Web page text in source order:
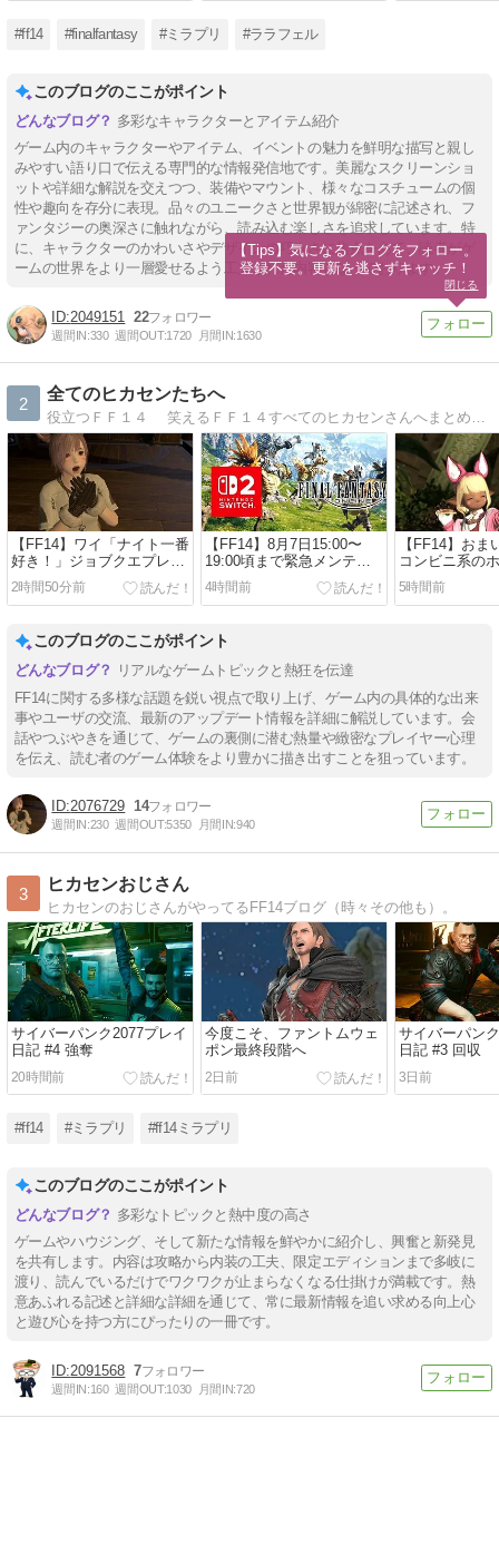
#ff14 #finalfantasy #ミラプリ #ララフェル
このブログのここがポイント
多彩なキャラクターとアイテム紹介
ゲーム内のキャラクターやアイテム、イベントの魅力を鮮明な描写と親し
みやすい語り口で伝える専門的な情報発信地です。美麗なスクリーンショ
ットや詳細な解説を交えつつ、装備やマウント、様々なコスチュームの個
性や趣向を存分に表現。品々のユニークさと世界観が綿密に記述され、フ
ァンタジーの奥深さに触れながら、読み込む楽しさを追求しています。特
に、キャラクターのかわいさやデザインの巧みさに焦点をあて、読者がゲ
ームの世界をより一層愛せるよう工夫された内容となっております。
2049151 22
週間IN:330 週間OUT:1720 月間IN:1630
2
全てのヒカセンたちへ
【FF14】ワイ「ナイト一番
好き！」ジョブクエプレイ
後「虚無すぎて泣ける…」
←他ジョブなんて◯◯だぜ
w
2時間50分前
【FF14】8月7日15:00〜
19:00頃まで緊急メンテ実
施！Switch2版のロード(暗
転問題)改善される？【恐ろ
しく早いメンテ俺でなきゃ
4時間前
【FF14】おま
コンビニ系の
ク食べたら胃
な…？ゲーム
食べても重そ
5時間前
このブログのここがポイント
リアルなゲームトピックと熱狂を伝達
FF14に関する多様な話題を鋭い視点で取り上げ、ゲーム内の具体的な出来
事やユーザの交流、最新のアップデート情報を詳細に解説しています。会
話やつぶやきを通じて、ゲームの裏側に潜む熱量や緻密なプレイヤー心理
を伝え、読む者のゲーム体験をより豊かに描き出すことを狙っています。
2076729 14
週間IN:230 週間OUT:5350 月間IN:940
3
ヒカセンおじさん
ヒカセンのおじさんがやってるFF14ブログ（時々その他も）。
サイバーパンク2077プレイ
日記 #4 強奪
20時間前
今度こそ、ファントムウェ
ポン最終段階へ
2日前
サイバーパン
日記 #3 回収
3日前
#ff14 #ミラプリ #ff14ミラプリ
このブログのここがポイント
多彩なトピックと熱中度の高さ
ゲームやハウジング、そして新たな情報を鮮やかに紹介し、興奮と新発見
を共有します。内容は攻略から内装の工夫、限定エディションまで多岐に
渡り、読んでいるだけでワクワクが止まらなくなる仕掛けが満載です。熱
意あふれる記述と詳細な詳細を通じて、常に最新情報を追い求める向上心
と遊び心を持つ方にぴったりの一冊です。
2091568 7
週間IN:160 週間OUT:1030 月間IN:720
【Tips】気になるブログをフォロー。
登録不要。更新を逃さずキャッチ！
閉じる